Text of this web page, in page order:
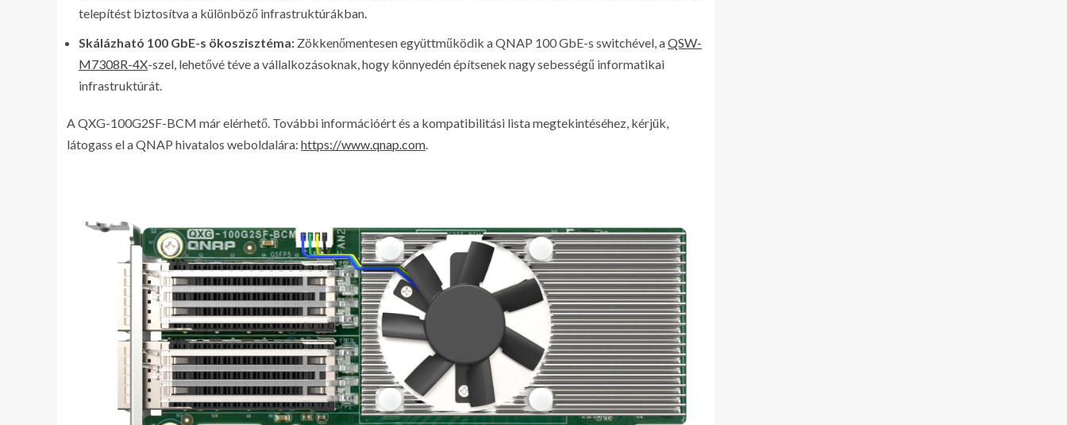
telepítést biztosítva a különböző infrastruktúrákban.
Skálázható 100 GbE-s ökoszisztéma: Zökkenőmentesen együttműködik a QNAP 100 GbE-s switchével, aQSW-
M7308R-4X-szel, lehetővé téve a vállalkozásoknak, hogy könnyedén építsenek nagy sebességű informatikai
infrastruktúrát.
A QXG-100G2SF-BCM már elérhető. További információért és a kompatibilitási lista megtekintéséhez, kérjük,
látogass el a QNAP hivatalos weboldalára: https://www.qnap.com